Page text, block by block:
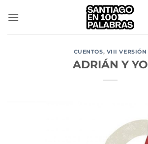
CUENTOS, VIII VERSIÓN
ADRIÁN Y YO